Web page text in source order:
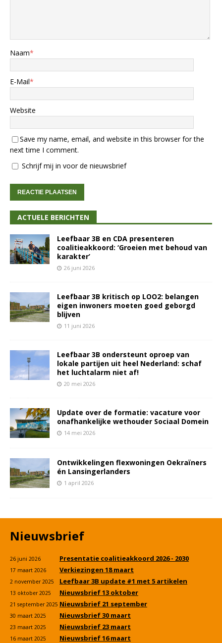
Naam*
E-Mail*
Website
Save my name, email, and website in this browser for the
next time I comment.
Schrijf mij in voor de nieuwsbrief
ACTUELE BERICHTEN
Leefbaar 3B en CDA presenteren
coalitieakkoord: ‘Groeien met behoud van
karakter’
26 juni 2026
Leefbaar 3B kritisch op LOO2: belangen
eigen inwoners moeten goed geborgd
blijven
11 juni 2026
Leefbaar 3B ondersteunt oproep van
lokale partijen uit heel Nederland: schaf
het luchtalarm niet af!
20 mei 2026
Update over de formatie: vacature voor
onafhankelijke wethouder Sociaal Domein
14 mei 2026
Ontwikkelingen flexwoningen Oekraïners
én Lansingerlanders
1 april 2026
Nieuwsbrief
26 juni 2026 Presentatie coalitieakkoord 2026 - 2030
17 maart 2026 Verkiezingen 18 maart
2 november 2025 Leefbaar 3B update #1 met 5 artikelen
13 oktober 2025 Nieuwsbrief 13 oktober
21 september 2025 Nieuwsbrief 21 september
30 maart 2025 Nieuwsbrief 30 maart
23 maart 2025 Nieuwsbrief 23 maart
16 maart 2025 Nieuwsbrief 16 maart